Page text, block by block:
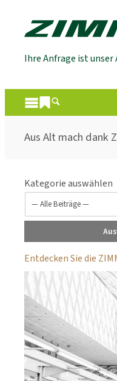
Ihre Anfrage ist unser
Aus Alt mach dank
Kategorie auswählen
Entdecken Sie die